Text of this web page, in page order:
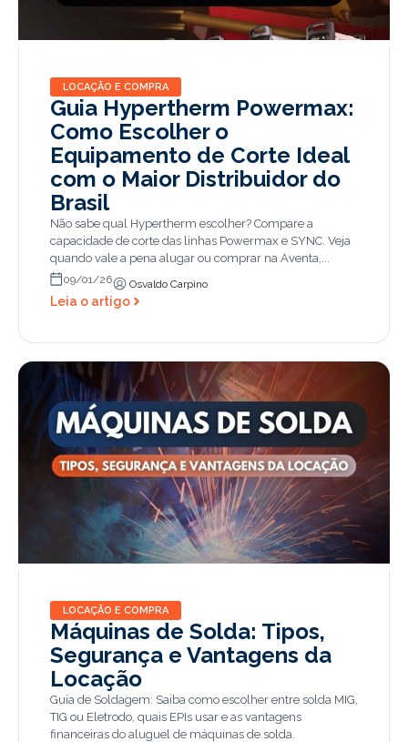
LOCAÇÃO E COMPRA
Guia Hypertherm Powermax:
Como Escolher o
Equipamento de Corte Ideal
com o Maior Distribuidor do
Brasil
Não sabe qual Hypertherm escolher? Compare a
capacidade de corte das linhas Powermax e SYNC. Veja
quando vale a pena alugar ou comprar na Aventa,...
09/01/26 Osvaldo Carpino
Leia o artigo
LOCAÇÃO E COMPRA
Máquinas de Solda: Tipos,
Segurança e Vantagens da
Locação
Guia de Soldagem: Saiba como escolher entre solda MIG,
TIG ou Eletrodo, quais EPIs usar e as vantagens
financeiras do aluguel de máquinas de solda.